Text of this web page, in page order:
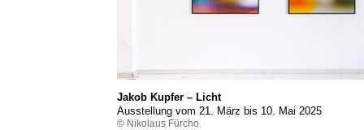
Jakob Kupfer – Licht
Ausstellung vom 21. März bis 10. Mai 2025
© Nikolaus Fürcho